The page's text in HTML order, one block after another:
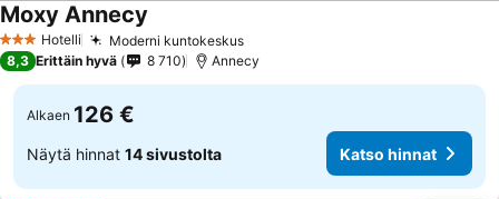
3 Tähtiluokitus
Hotelli Moderni kuntokeskusKatso hinnat
Moxy Annecy
8,3 Erittäin hyvä 8 710 Annecy
Alkaen 126 €
Näytä hinnat 14 sivustolta Katso hinnat